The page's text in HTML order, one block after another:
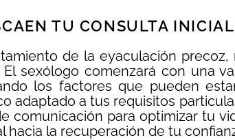
TU CONSULTA
de la eyaculación precoz,
sexólogo comenzará con una
los factores que pueden
adaptado a tus requisitos
para optimizar tu
la recuperación de tu